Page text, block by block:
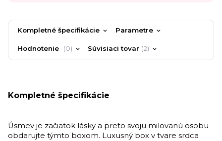
Kompletné špecifikácie Parametre
Hodnotenie 0 Súvisiaci tovar 2
Kompletné špecifikácie
Úsmev je začiatok lásky a preto svoju milovanú osobu
obdarujte týmto boxom. Luxusný box v tvare srdca